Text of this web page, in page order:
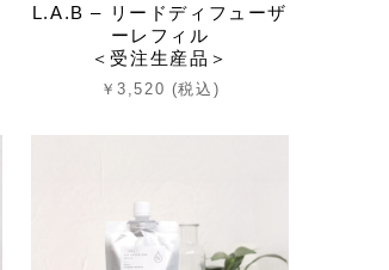
L.A.B – リードディフューザ
ーレフィル
＜受注生産品＞
￥3,520 (税込)